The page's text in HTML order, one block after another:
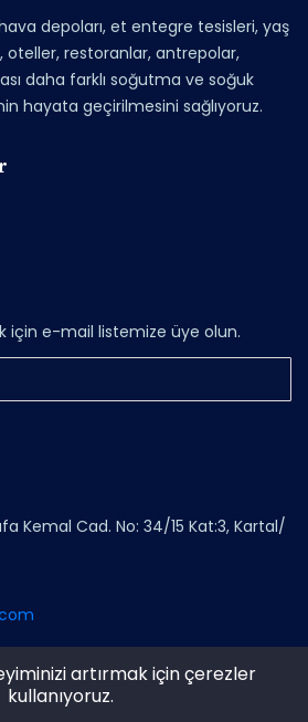
depoları, et entegre tesisleri, yaş
oteller, restoranlar, antrepolar,
daha farklı soğutma ve soğuk
hayata geçirilmesini sağlıyoruz.
için e-mail listemize üye olun.
Kemal Cad. No: 34/15 Kat:3, Kartal/
artırmak için çerezler
kullanıyoruz.